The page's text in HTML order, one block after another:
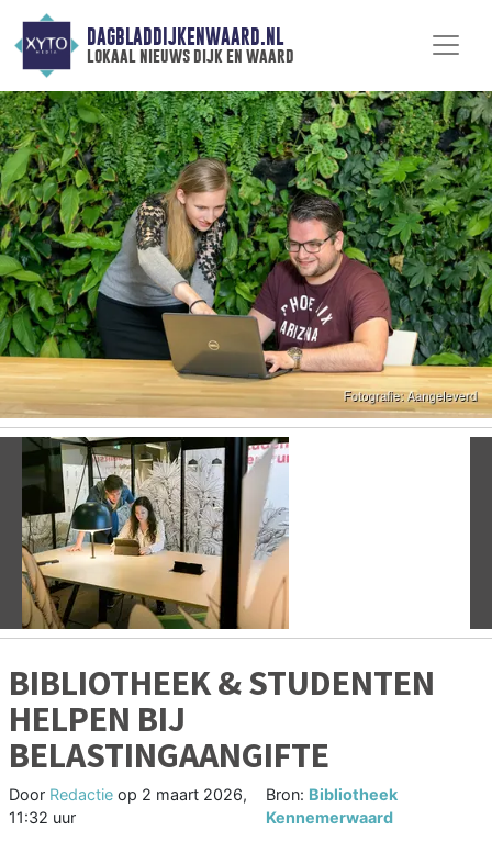
DAGBLADDIJKENWAARD.NL
lokaal nieuws dijk en waard
Vorige
BIBLIOTHEEK & STUDENTEN
HELPEN BIJ
BELASTINGAANGIFTE
Door Redactie op 2 maart 2026,
11:32 uur
Bron: Bibliotheek
Kennemerwaard